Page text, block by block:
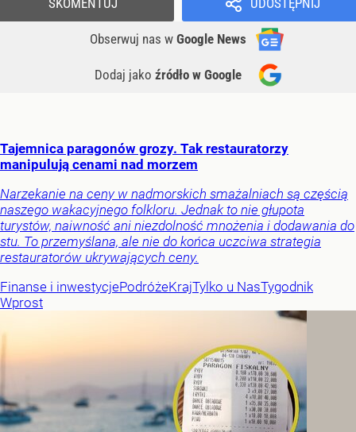
UDOSTĘPNIJ
Obserwuj nas w Google News
Dodaj jako źródło w Google
SKOMENTUJ
Tajemnica paragonów grozy. Tak restauratorzy
manipulują cenami nad morzem
Narzekanie na ceny w nadmorskich smażalniach są częścią
naszego wakacyjnego folkloru. Jednak to nie głupota
turystów, naiwność ani niezdolność mnożenia i dodawania do
stu. To przemyślana, ale nie do końca uczciwa strategia
restauratorów ukrywających ceny.
Finanse i inwestycjePodróżeKrajTylko u NasTygodnik
Wprost